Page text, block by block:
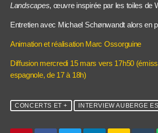
Landscapes, œuvre inspirée par les toiles de
Entretien avec Michael Schønwandt alors en
Animation et réalisation Marc Ossorguine
Diffusion mercredi 15 mars vers 17h50
espagnole, de 17 à 18h)
CONCERTS ET + INTERVIEW AUBERGE